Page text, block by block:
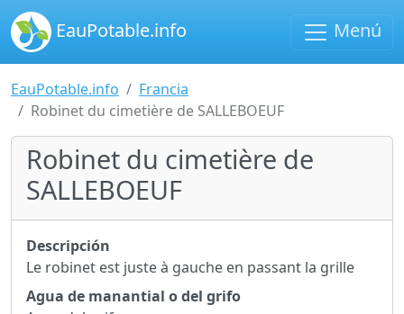
EauPotable.info Menú
EauPotable.info
Francia
Robinet du cimetière de SALLEBOEUF
Robinet du cimetière de
SALLEBOEUF
Descripción
Le robinet est juste à gauche en passant la grille
Agua de manantial o del grifo